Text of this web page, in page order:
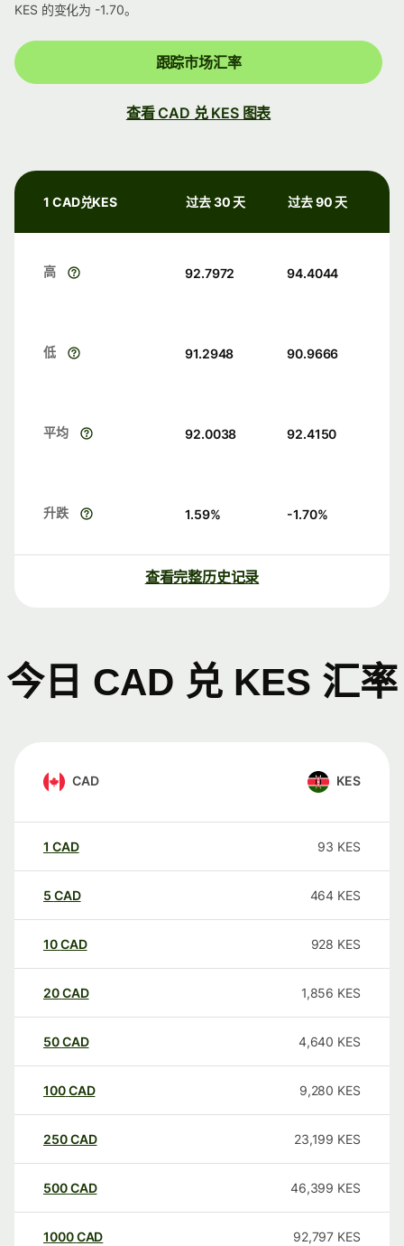
KES 的变化为 -1.70。
跟踪市场汇率
查看 CAD 兑 KES 图表
1 CAD兑KES 过去 30 天 过去 90 天
高 92.7972 94.4044
低 91.2948 90.9666
平均 92.0038 92.4150
升跌 1.59% -1.70%
查看完整历史记录
今日 CAD 兑 KES 汇率
CAD KES
1 CAD 93 KES
5 CAD 464 KES
10CAD 928 KES
20CAD 1,856 KES
50CAD 4,640 KES
100CAD 9,280 KES
250CAD 23,199 KES
500CAD 46,399 KES
1000CAD 92,797 KES